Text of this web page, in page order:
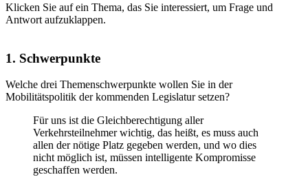
Klicken Sie auf ein Thema, das Sie interessiert, um Frage und
Antwort aufzuklappen.
1. Schwerpunkte
Welche drei Themenschwerpunkte wollen Sie in der
Mobilitätspolitik der kommenden Legislatur setzen?
Für uns ist die Gleichberechtigung aller
Verkehrsteilnehmer wichtig, das heißt, es muss auch
allen der nötige Platz gegeben werden, und wo dies
nicht möglich ist, müssen intelligente Kompromisse
geschaffen werden.